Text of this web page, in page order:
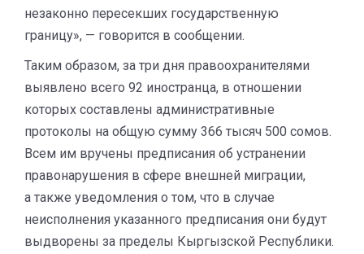
незаконно пересекших государственную
границу», — говорится в сообщении.
Таким образом, за три дня правоохранителями
выявлено всего 92 иностранца, в отношении
которых составлены административные
протоколы на общую сумму 366 тысяч 500 сомов.
Всем им вручены предписания об устранении
правонарушения в сфере внешней миграции,
а также уведомления о том, что в случае
неисполнения указанного предписания они будут
выдворены за пределы Кыргызской Республики.